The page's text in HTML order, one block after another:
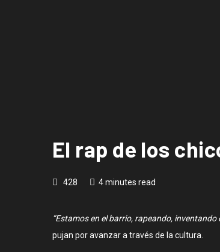
El rap de los
428 4 minutes read
“Estamos en el barrio, rapeando,
pujan por avanzar a través de la cultura.